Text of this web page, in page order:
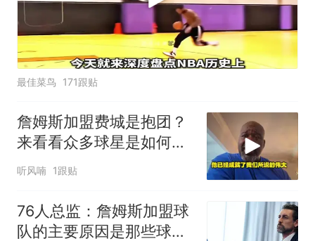
最佳菜鸟 171跟贴
詹姆斯加盟费城是抱团？
来看看众多球星是如何评
价的
听风喃 1跟贴
76人总监：詹姆斯加盟球
队的主要原因是那些球